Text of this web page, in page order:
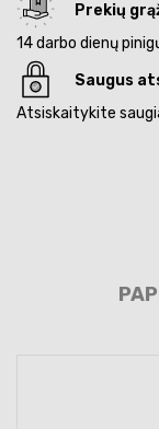
Prekių
14 darbo dienų
Saugus
Atsiskaitykite